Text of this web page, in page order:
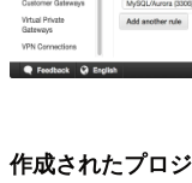
作成されたプロ